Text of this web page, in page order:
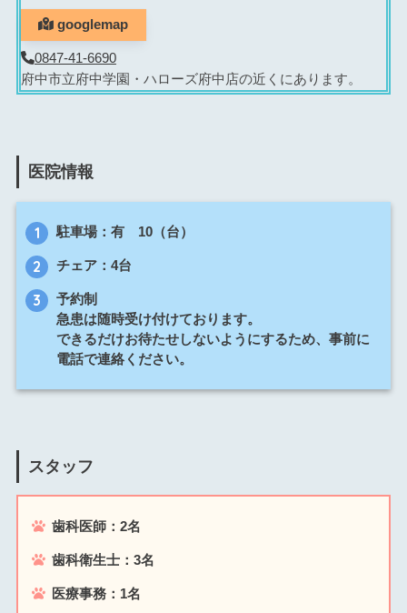
googlemap
0847-41-6690
府中市立府中学園・ハローズ府中店の近くにあります。
医院情報
駐車場：有 10（台）
チェア：4台
予約制
急患は随時受け付けております。
できるだけお待たせしないようにするため、事前に
電話で連絡ください。
スタッフ
歯科医師：2名
歯科衛生士：3名
医療事務：1名